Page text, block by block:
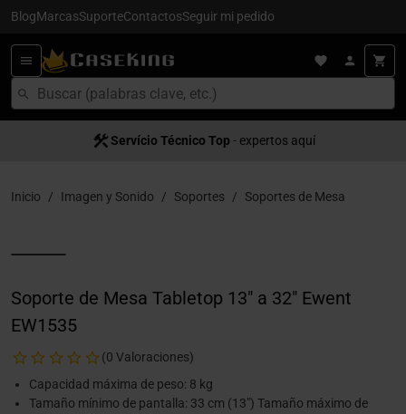
BlogMarcasSuporteContactosSeguir mi pedido
Servício Técnico Top - expertos aquí
Inicio Imagen y Sonido Soportes Soportes de Mesa
Soporte de Mesa Tabletop 13" a 32" Ewent
EW1535
(0 Valoraciones)
Capacidad máxima de peso: 8 kg
Tamaño mínimo de pantalla: 33 cm (13") Tamaño máximo de